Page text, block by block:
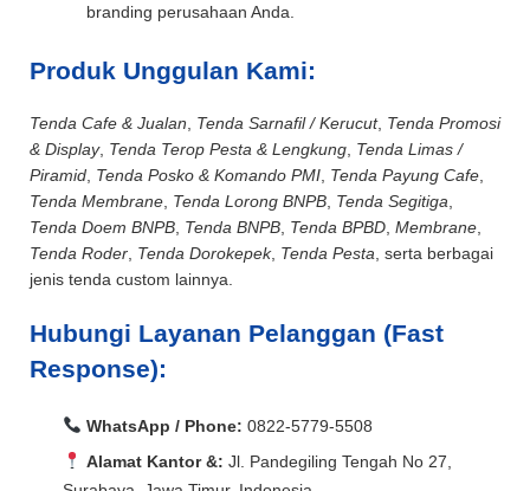
branding perusahaan Anda.
Produk Unggulan Kami:
Tenda Cafe & Jualan Tenda Sarnafil / Kerucut, Tenda Promosi
& Display, Tenda Terop Pesta & Lengkung Tenda Limas /
Piramid Tenda Posko & Komando PMI Tenda Payung Cafe
Tenda Membrane Tenda Lorong BNPB Tenda Segitiga
Tenda Doem BNPB Tenda BNPB Tenda BPBD Membrane
Tenda Roder Tenda Dorokepek, Tenda Pesta , serta berbagai
jenis tenda custom lainnya.
Hubungi Layanan Pelanggan (Fast
Response):
WhatsApp / Phone: 0822-5779-5508
Alamat Kantor &: Jl. Pandegiling Tengah No 27,